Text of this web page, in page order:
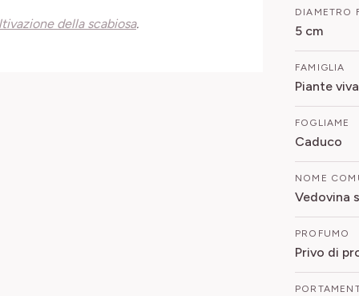
della scabiosa.
DIAMETRO
5 cm
FAMIGLIA
Piante
FOGLIAME
Caduco
NOME
Vedovina
PROFUMO
Privo di